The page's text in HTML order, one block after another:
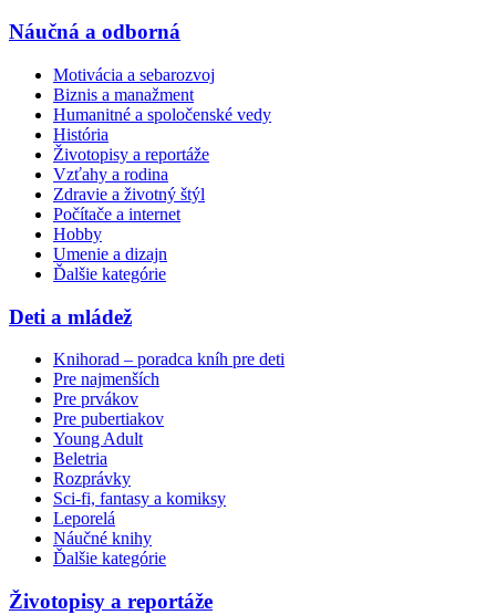
Náučná a odborná
Motivácia a sebarozvoj
Biznis a manažment
Humanitné a spoločenské vedy
História
Životopisy a reportáže
Vzťahy a rodina
Zdravie a životný štýl
Počítače a internet
Hobby
Umenie a dizajn
Ďalšie kategórie
Deti a mládež
Knihorad – poradca kníh pre deti
Pre najmenších
Pre prvákov
Pre pubertiakov
Young Adult
Beletria
Rozprávky
Sci-fi, fantasy a komiksy
Leporelá
Náučné knihy
Ďalšie kategórie
Životopisy a reportáže